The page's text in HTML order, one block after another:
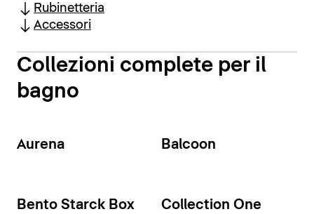
Rubinetteria
Accessori
Collezioni complete per il
bagno
Aurena Balcoon
Bento Starck Box Collection One